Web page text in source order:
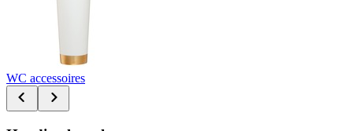
WC accessoires